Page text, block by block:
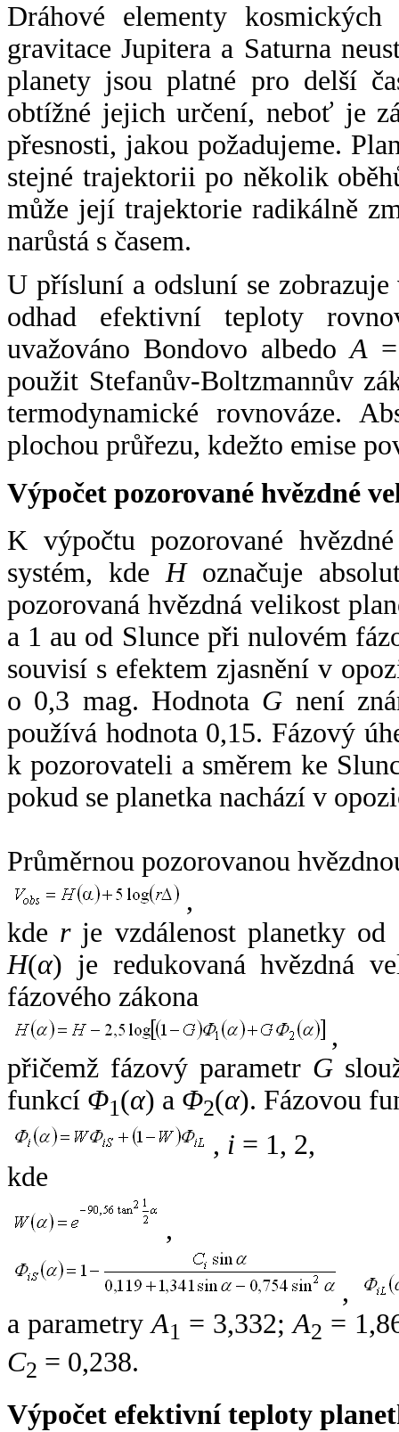
Dráhové elementy
gravitace Jupitera a Saturna
planety jsou platné pro delší
obtížné jejich určení, neboť je
přesnosti, jakou požadujeme.
stejné trajektorii po několik
může její trajektorie radikálně
narůstá s časem.
U přísluní a odsluní se
odhad efektivní teploty
uvažováno Bondovo albedoA
použit Stefanův-Boltzmannův
termodynamické rovnováze.
plochou průřezu, kdežto emise
Výpočet pozorované hvězdné
K výpočtu pozorované
systém, kde Hoznačuje
pozorovaná hvězdná velikost
a 1 au od Slunce při nulovém
souvisí s efektem zjasnění v
o 0,3 mag. Hodnota G není
používá hodnota 0,15. Fázový
k pozorovateli a směrem ke
pokud se planetka nachází v
Průměrnou pozorovanou
,
kde rje vzdálenost planetky od
H(α) je redukovaná hvězdná
fázového zákona
,
přičemž fázový parametr G
funkcí Φ1(α) a Φ2(α). Fázovou
, i = 1, 2,
kde
,
,
a parametryA1 = 3,332;A2 =
C2 = 0,238.
Výpočet efektivní teploty